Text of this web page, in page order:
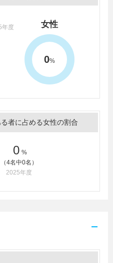
年度 女性
0%
者に占める女性の割合
0 %
（4名中0名）
2025年度